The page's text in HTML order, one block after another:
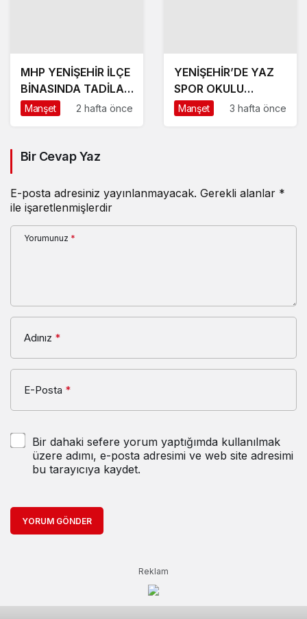
MHP YENİŞEHİR İLÇE
BİNASINDA TADİLAT
BAŞLADI
Manşet 2 hafta önce
YENİŞEHİR’DE YAZ
SPOR OKULU
HEYECANI BAŞLADI
Manşet 3 hafta önce
Bir Cevap Yaz
E-posta adresiniz yayınlanmayacak. Gerekli alanlar *
ile işaretlenmişlerdir
Yorumunuz *
Adınız *
E-Posta *
Bir dahaki sefere yorum yaptığımda kullanılmak
üzere adımı, e-posta adresimi ve web site adresimi
bu tarayıcıya kaydet.
YORUM GÖNDER
Reklam